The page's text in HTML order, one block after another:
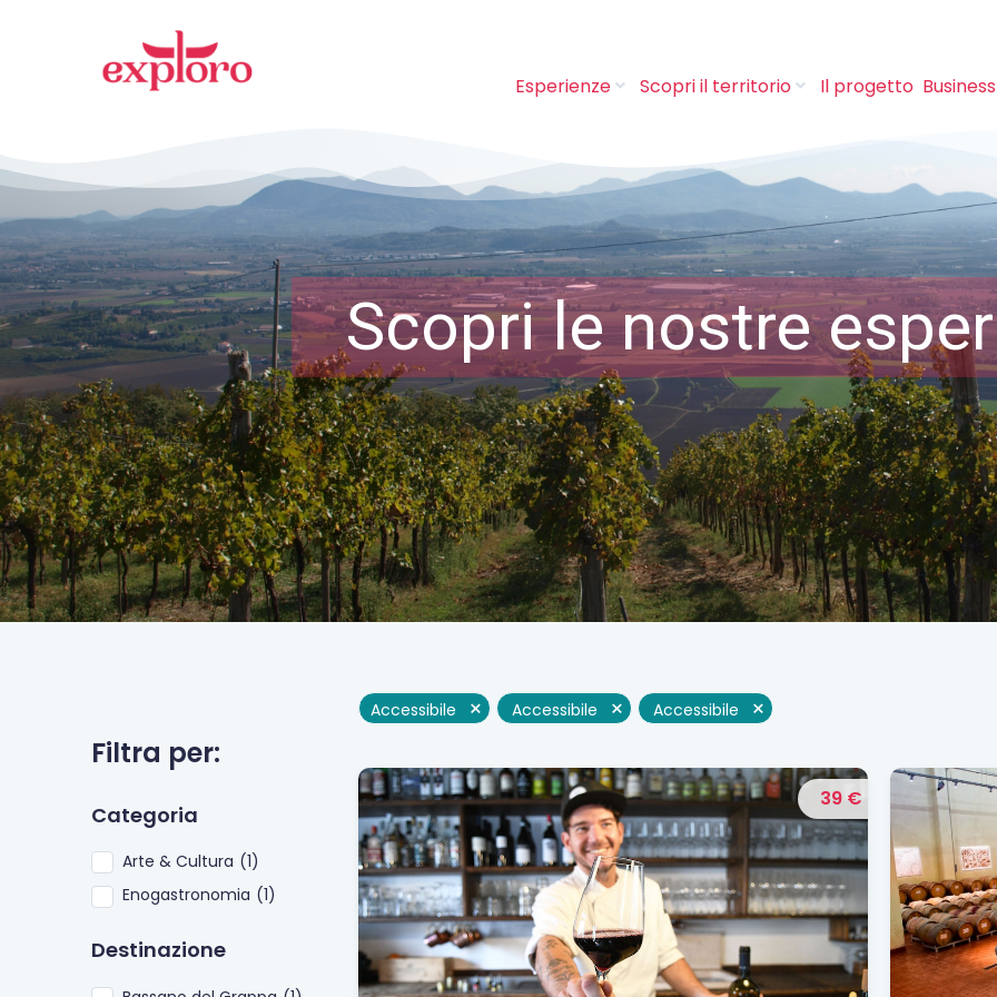
Esperienze Scopri il territorio Il progetto
Scopri le nostre
Filtra per:
Categoria
Arte & Cultura (1)
Enogastronomia (1)
Destinazione
Accessibile × Accessibile × Accessibile ×
39 €